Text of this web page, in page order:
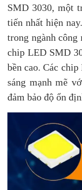
SMD 3030, một
tiến nhất hiện
trong ngành công
chip LED SMD
bền cao. Các
sáng mạnh mẽ
đảm bảo độ ổn